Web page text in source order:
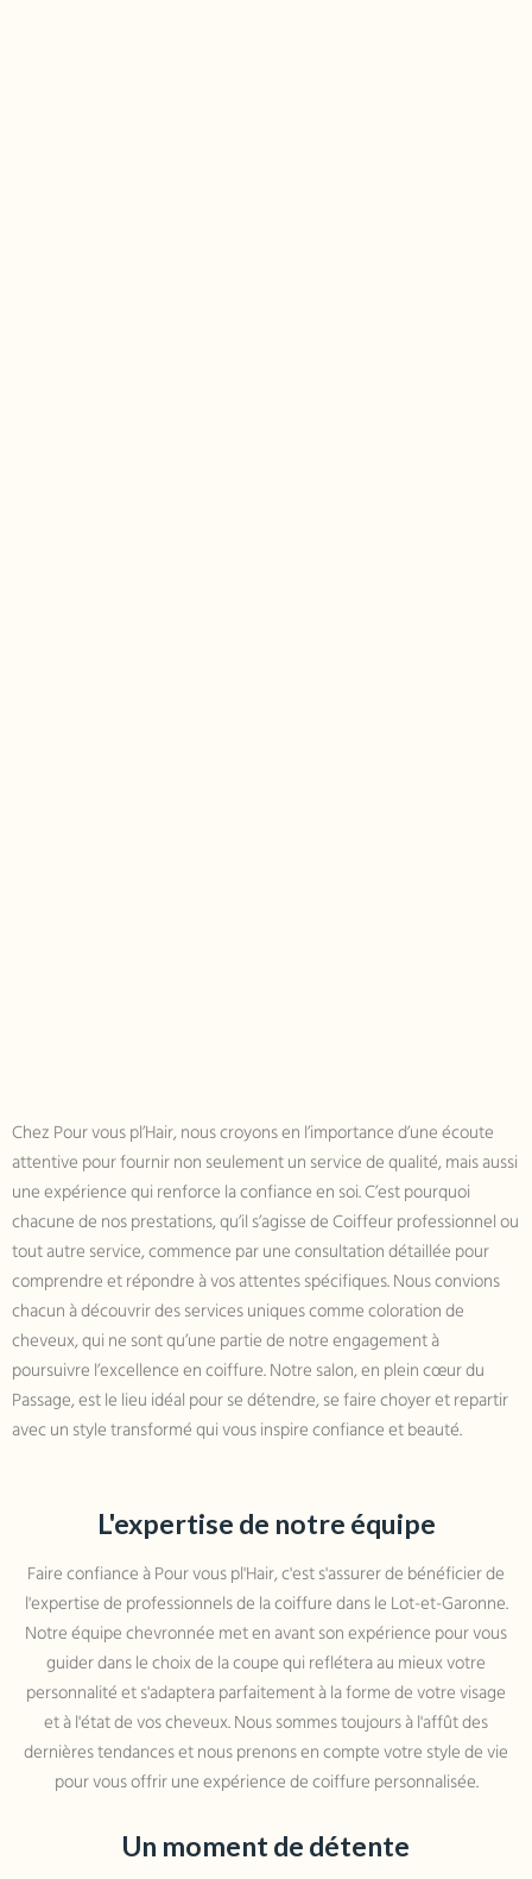
Chez Pour vous pl’Hair, nous croyons en l’importance d’une écoute
attentive pour fournir non seulement un service de qualité, mais aussi
une expérience qui renforce la confiance en soi. C’est pourquoi
chacune de nos prestations, qu’il s’agisse de Coiffeur professionnel ou
tout autre service, commence par une consultation détaillée pour
comprendre et répondre à vos attentes spécifiques. Nousconvions
chacun à découvrir des services uniques comme coloration de
cheveux, qui ne sont qu’une partie de notre engagement à
poursuivre l’excellence en coiffure. Notre salon, en plein cœur du
Passage, est le lieu idéal pour se détendre, se faire choyer et repartir
avec un style transformé qui vous inspire confiance et beauté.
L'expertise de notre équipe
Faire confiance à Pour vous pl'Hair, c'est s'assurer de bénéficier de
l'expertise de professionnels de la coiffure dans le Lot-et-Garonne.
Notre équipe chevronnée met en avant son expérience pour vous
guider dans le choix de la coupe qui reflétera au mieux votre
personnalité et s'adaptera parfaitement à la forme de votre visage
et à l'état de vos cheveux. Nous sommes toujours à l'affût des
dernières tendances et nous prenons en compte votre style de vie
pour vous offrir une expérience de coiffure personnalisée.
Un moment de détente